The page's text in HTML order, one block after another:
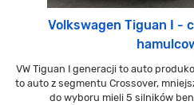
Volkswagen Tiguan I -
VW Tiguan I generacji to auto
to auto z segmentu Crossover,
do wyboru mieli 5 silników